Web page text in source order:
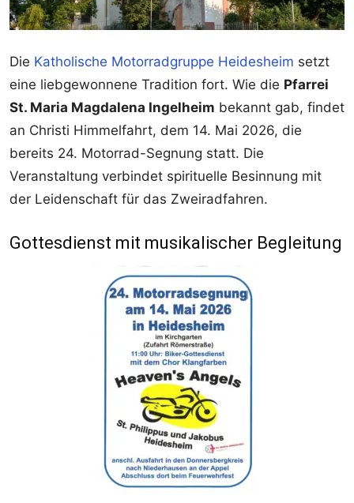
Die Katholische Motorradgruppe Heidesheim setzt
eine liebgewonnene Tradition fort. Wie die Pfarrei
St. Maria Magdalena Ingelheim bekannt gab, findet
an Christi Himmelfahrt, dem 14. Mai 2026, die
bereits 24. Motorrad-Segnung statt. Die
Veranstaltung verbindet spirituelle Besinnung mit
der Leidenschaft für das Zweiradfahren.
Gottesdienst mit musikalischer Begleitung